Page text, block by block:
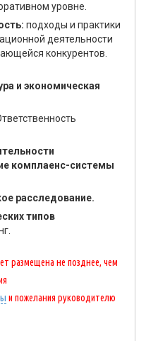
уровне.
подходы и практики
деятельности
конкурентов.
и экономическая
комплаенс-системы
расследование.
типов
размещена не позднее, чем
и пожелания руководителю